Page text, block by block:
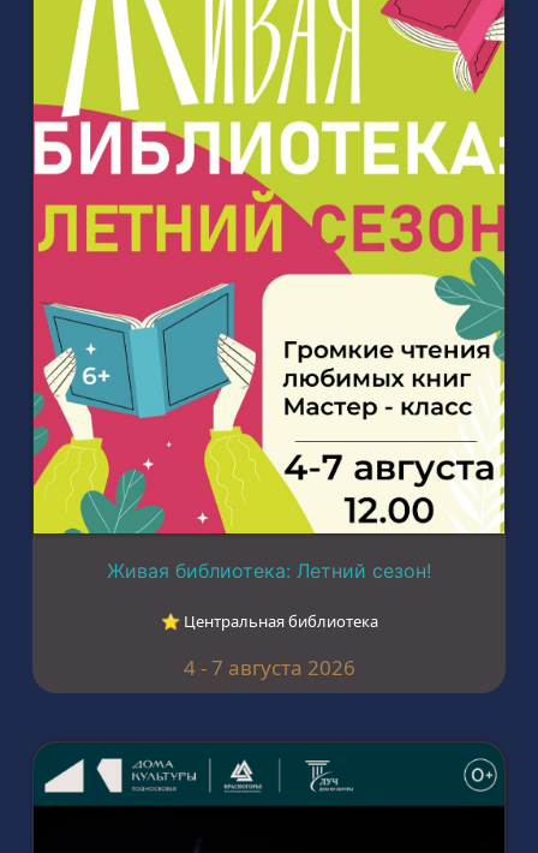
Живая библиотека: Летний сезон!
⭐︎ Центральная библиотека
4 - 7 августа 2026